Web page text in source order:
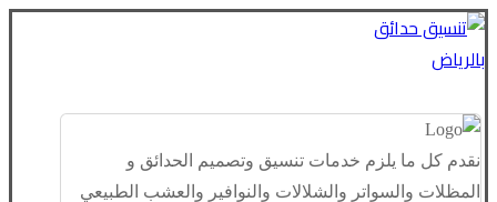
نقدم كل ما يلزم خدمات تنسيق وتصميم الحدائق و
المظلات والسواتر والشلالات والنوافير والعشب الطبيعي